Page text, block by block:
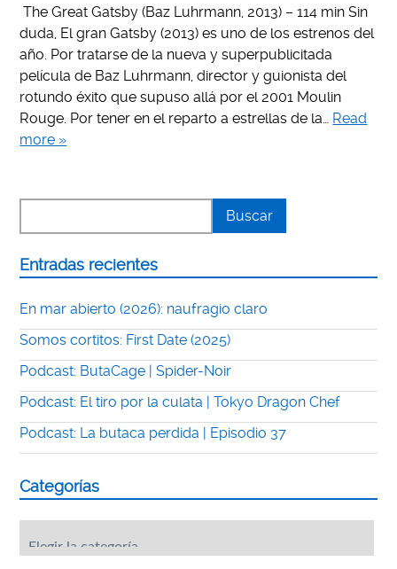
The Great Gatsby (Baz Luhrmann, 2013) – 114 min Sin
duda, El gran Gatsby (2013) es uno de los estrenos del
año. Por tratarse de la nueva y superpublicitada
película de Baz Luhrmann, director y guionista del
rotundo éxito que supuso allá por el 2001 Moulin
Rouge. Por tener en el reparto a estrellas de la… Read
more »
Entradas recientes
En mar abierto (2026): naufragio claro
Somos cortitos: First Date (2025)
Podcast: ButaCage | Spider-Noir
Podcast: El tiro por la culata | Tokyo Dragon Chef
Podcast: La butaca perdida | Episodio 37
Categorías